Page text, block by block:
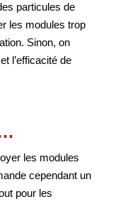
particules de
les modules trop
Sinon, on
l’efficacité de
les modules
cependant un
pour les